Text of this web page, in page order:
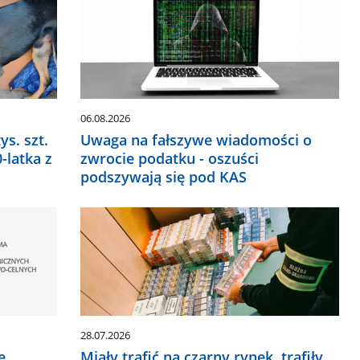
szt.
latka z
06.08.2026
Uwaga na fałszywe wiadomości o
zwrocie podatku - oszuści
podszywają się pod KAS
28.07.2026